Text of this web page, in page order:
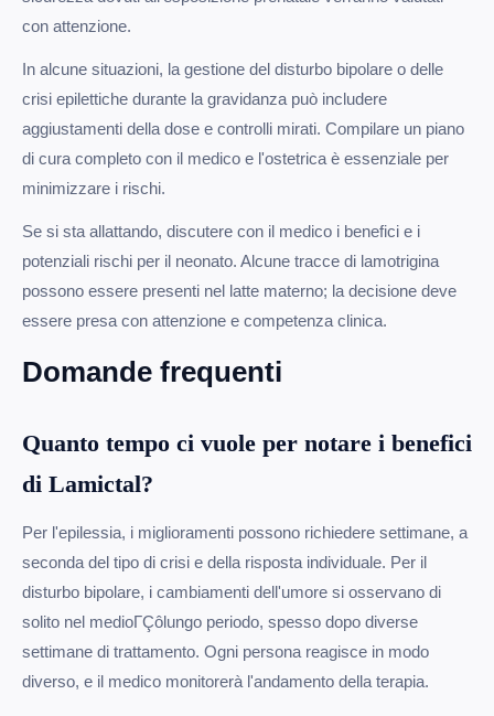
con attenzione.
In alcune situazioni, la gestione del disturbo bipolare o delle
crisi epilettiche durante la gravidanza può includere
aggiustamenti della dose e controlli mirati. Compilare un piano
di cura completo con il medico e l'ostetrica è essenziale per
minimizzare i rischi.
Se si sta allattando, discutere con il medico i benefici e i
potenziali rischi per il neonato. Alcune tracce di lamotrigina
possono essere presenti nel latte materno; la decisione deve
essere presa con attenzione e competenza clinica.
Domande frequenti
Quanto tempo ci vuole per notare i benefici
di Lamictal?
Per l'epilessia, i miglioramenti possono richiedere settimane, a
seconda del tipo di crisi e della risposta individuale. Per il
disturbo bipolare, i cambiamenti dell'umore si osservano di
solito nel medioΓÇôlungo periodo, spesso dopo diverse
settimane di trattamento. Ogni persona reagisce in modo
diverso, e il medico monitorerà l'andamento della terapia.